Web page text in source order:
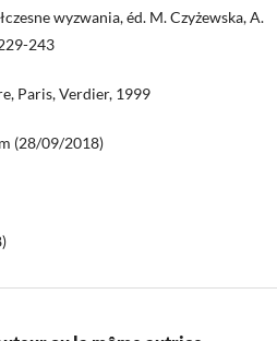
wyzwania, éd. M. Czyżewska, A.
243
Paris, Verdier, 1999
(28/09/2018)